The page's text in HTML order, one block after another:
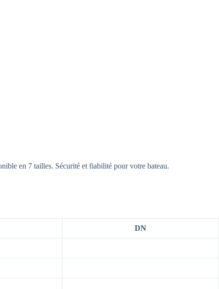
en 7 tailles. Sécurité et fiabilité pour votre bateau.
DN